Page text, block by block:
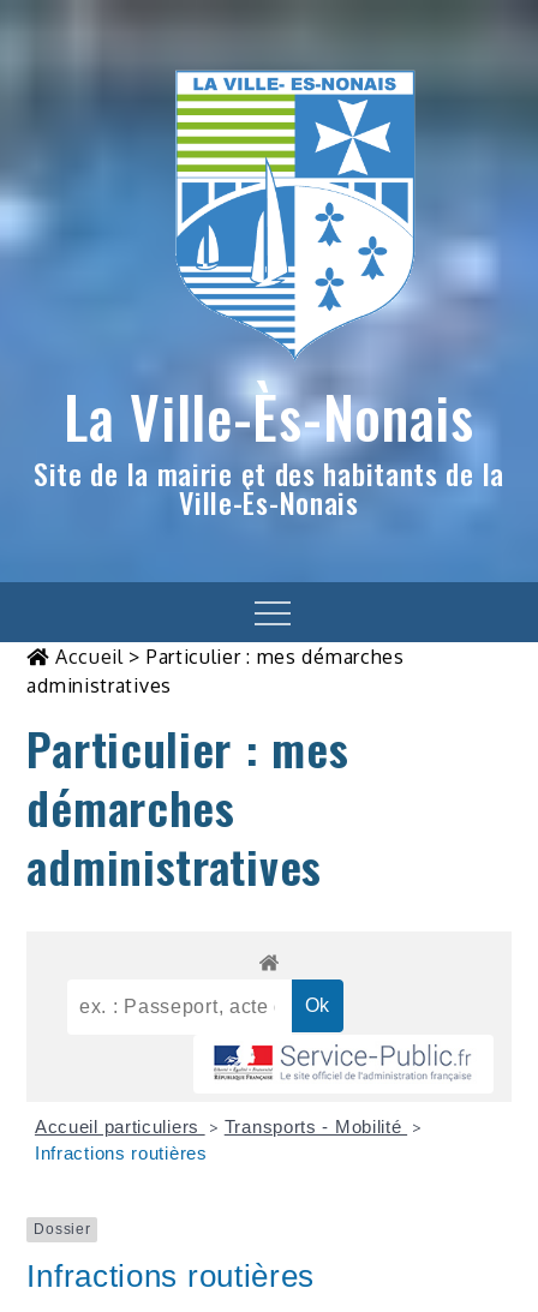
La Ville-Ès-Nonais
Site de la mairie et des habitants de la
Ville-Ès-Nonais
Menu
Accueil> Particulier : mes démarches
administratives
Particulier : mes
démarches
administratives
Accueil particuliers > Transports - Mobilité >
Infractions routières
Dossier
Infractions routières